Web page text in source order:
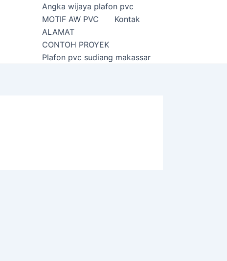
Angka wijaya plafon pvc
MOTIF AW PVC
Kontak
ALAMAT
CONTOH PROYEK
Plafon pvc sudiang makassar